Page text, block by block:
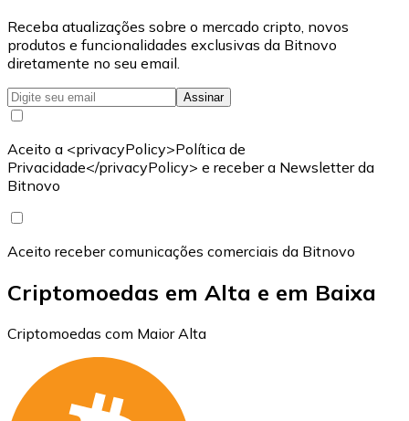
Receba atualizações sobre o mercado cripto, novos
produtos e funcionalidades exclusivas da Bitnovo
diretamente no seu email.
Assinar
Aceito a <privacyPolicy>Política de
Privacidade</privacyPolicy> e receber a Newsletter da
Bitnovo
Aceito receber comunicações comerciais da Bitnovo
Criptomoedas em Alta e em Baixa
Criptomoedas com Maior Alta